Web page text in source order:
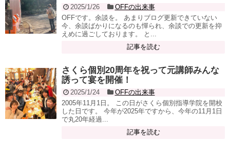
2025/1/26
OFFの出来事
OFFです。余談を。 あまりブログ更新できていない
今、余談ばかりになるのも憚られ、余談での更新を抑
えめに過ごしております。 と...
記事を読む
さくら個別20周年を祝って元講師みんな
誘って宴を開催！
2025/1/24
OFFの出来事
2005年11月1日。 この日がさくら個別指導学院を開校
した日です。 今年が2025年ですから、今年の11月1日
で丸20年経過...
記事を読む